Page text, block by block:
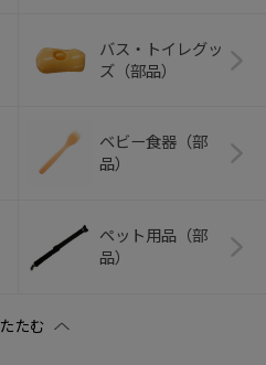
バス・トイレグッ
ズ（部品）
ベビー食器（部
品）
ペット用品（部
品）